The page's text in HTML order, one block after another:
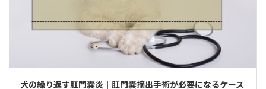
犬の繰り返す肛門嚢炎｜肛門嚢摘出手術が必要になるケース